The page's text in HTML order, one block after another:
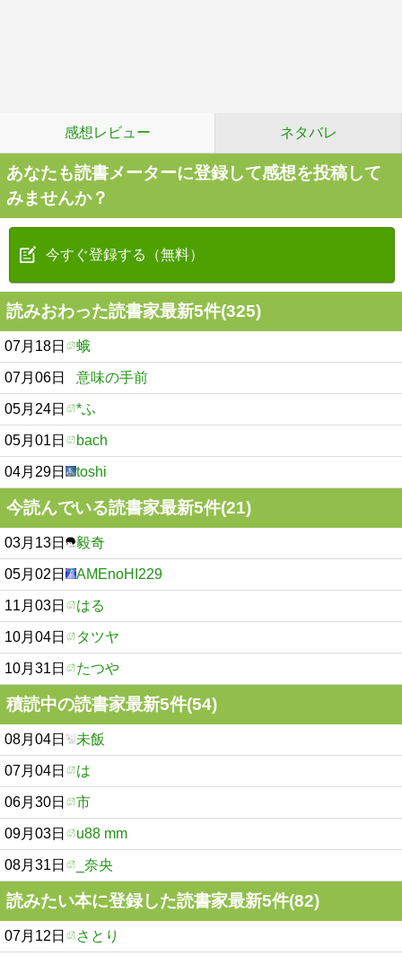
感想レビュー ネタバレ
あなたも読書メーターに登録して感想を投稿して
みませんか？
今すぐ登録する（無料）
読みおわった読書家最新5件(325)
07月18日 蛾
07月06日 意味の手前
05月24日 *ふ
05月01日 bach
04月29日 toshi
今読んでいる読書家最新5件(21)
03月13日 毅奇
05月02日 AMEnoHI229
11月03日 はる
10月04日 タツヤ
10月31日 たつや
積読中の読書家最新5件(54)
08月04日 未飯
07月04日 は
06月30日 市
09月03日 u88 mm
08月31日 _奈央
読みたい本に登録した読書家最新5件(82)
07月12日 さとり